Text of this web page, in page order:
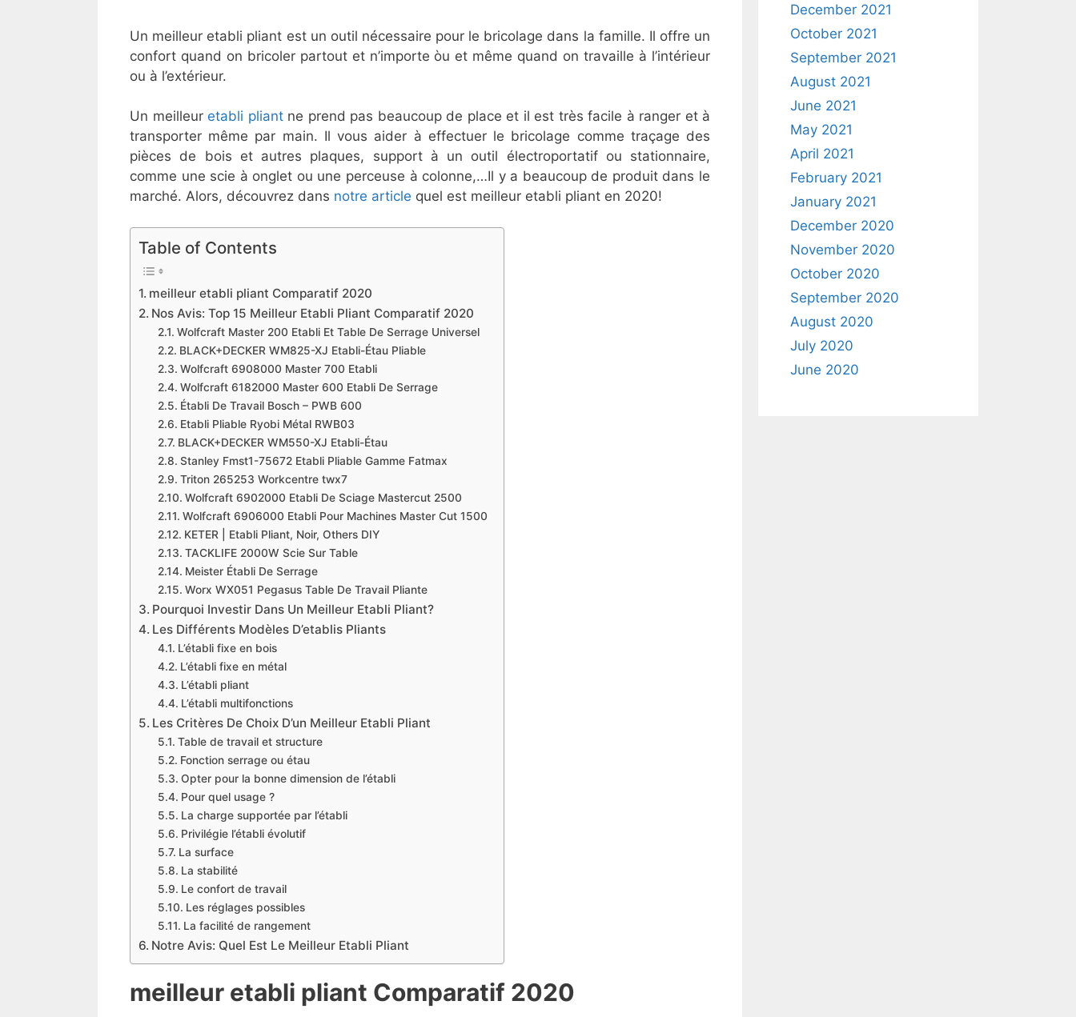
Un meilleur etabli pliant est un outil nécessaire pour le bricolage dans la famille. Il offre un
confort quand on bricoler partout et n’importe òu et même quand on travaille à l’intérieur
ou à l’extérieur.
Un meilleur etabli pliantne prend pas beaucoup de place et il est très facile à ranger et à
transporter même par main. Il vous aider à effectuer le bricolage comme traçage des
pièces de bois et autres plaques, support à un outil électroportatif ou stationnaire,
comme une scie à onglet ou une perceuse à colonne,…Il y a beaucoup de produit dans le
marché. Alors, découvrez dans notre article quel est meilleur etabli pliant en 2020!
Table of Contents
meilleur etabli pliant Comparatif 2020
Nos Avis: Top 15 Meilleur Etabli Pliant Comparatif 2020
Wolfcraft Master 200 Etabli Et Table De Serrage Universel
BLACK+DECKER WM825-XJ Etabli-Étau Pliable
Wolfcraft 6908000 Master 700 Etabli
Wolfcraft 6182000 Master 600 Etabli De Serrage
Établi De Travail Bosch – PWB 600
Etabli Pliable Ryobi Métal RWB03
BLACK+DECKER WM550-XJ Etabli-Étau
Stanley Fmst1-75672 Etabli Pliable Gamme Fatmax
Triton 265253 Workcentre twx7
Wolfcraft 6902000 Etabli De Sciage Mastercut 2500
Wolfcraft 6906000 Etabli Pour Machines Master Cut 1500
KETER | Etabli Pliant, Noir, Others DIY
TACKLIFE 2000W Scie Sur Table
Meister Établi De Serrage
Worx WX051 Pegasus Table De Travail Pliante
Pourquoi Investir Dans Un Meilleur Etabli Pliant?
Les Différents Modèles D’etablis Pliants
L’établi fixe en bois
L’établi fixe en métal
L’établi pliant
L’établi multifonctions
Les Critères De Choix D’un Meilleur Etabli Pliant
Table de travail et structure
Fonction serrage ou étau
Opter pour la bonne dimension de l’établi
Pour quel usage ?
La charge supportée par l’établi
Privilégie l’établi évolutif
La surface
La stabilité
Le confort de travail
Les réglages possibles
La facilité de rangement
Notre Avis: Quel Est Le Meilleur Etabli Pliant
meilleur etabli pliant Comparatif 2020
December 2021
October 2021
September 2021
August 2021
June 2021
May 2021
April 2021
February 2021
January 2021
December 2020
November 2020
October 2020
September 2020
August 2020
July 2020
June 2020